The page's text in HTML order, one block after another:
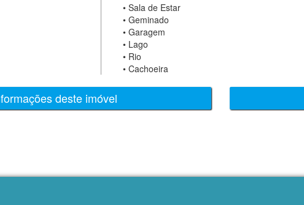
• Sala de Estar
• Geminado
• Garagem
• Lago
• Rio
• Cachoeira
deste imóvel